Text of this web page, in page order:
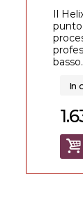
Il
In